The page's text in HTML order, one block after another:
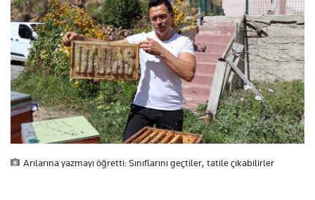
Arılarına yazmayı öğretti: Sınıflarını geçtiler, tatile çıkabilirler